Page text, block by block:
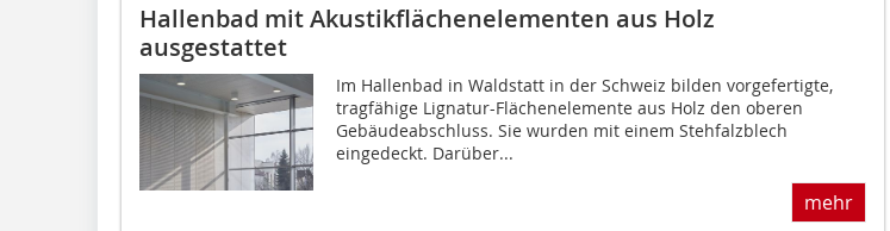
Hallenbad mit Akustikflächen­elementen aus Holz
ausgestattet
Im Hallenbad in Waldstatt in der Schweiz bilden vorgefertigte,
tragfähige Lignatur-Flächenelemente aus Holz den oberen
Gebäudeabschluss. Sie wurden mit einem Stehfalzblech
eingedeckt. Darüber...
mehr